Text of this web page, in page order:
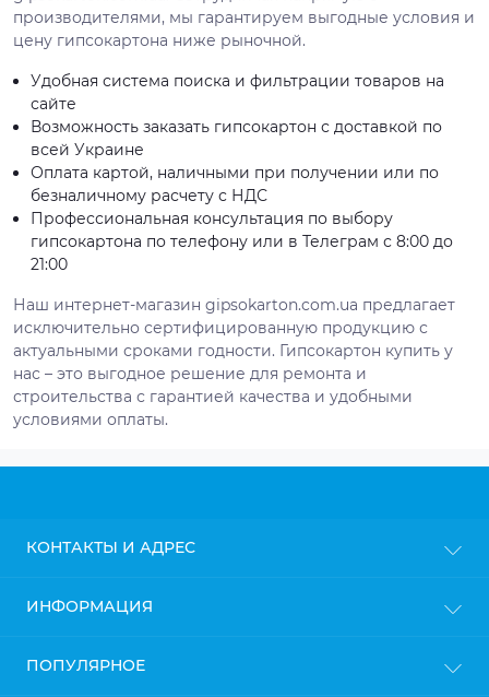
производителями, мы гарантируем выгодные условия и
цену гипсокартона ниже рыночной.
Удобная система поиска и фильтрации товаров на
сайте
Возможность заказать гипсокартон с доставкой по
всей Украине
Оплата картой, наличными при получении или по
безналичному расчету с НДС
Профессиональная консультация по выбору
гипсокартона по телефону или в Телеграм с 8:00 до
21:00
Наш интернет-магазин gipsokarton.com.ua предлагает
исключительно сертифицированную продукцию с
актуальными сроками годности. Гипсокартон купить у
нас – это выгодное решение для ремонта и
строительства с гарантией качества и удобными
условиями оплаты.
КОНТАКТЫ И АДРЕС
Пн-Пт: с 9до 18
ИНФОРМАЦИЯ
Доставка
ПОПУЛЯРНОЕ